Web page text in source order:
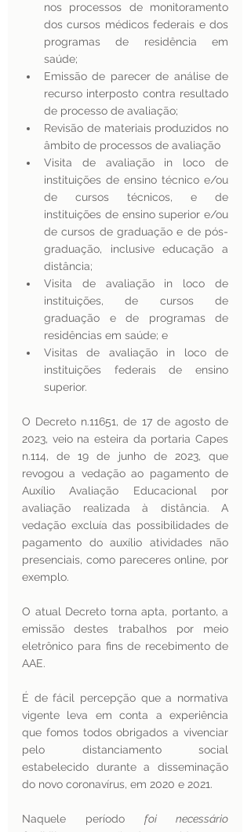
nos processos de monitoramento
dos cursos médicos federais e dos
programas de residência em
saúde;
Emissão de parecer de análise de
recurso interposto contra resultado
de processo de avaliação;
Revisão de materiais produzidos no
âmbito de processos de avaliação
Visita de avaliação in loco de
instituições de ensino técnico e/ou
de cursos técnicos, e de
instituições de ensino superior e/ou
de cursos de graduação e de pós-
graduação, inclusive educação a
distância;
Visita de avaliação in loco de
instituições, de cursos de
graduação e de programas de
residências em saúde; e
Visitas de avaliação in loco de
instituições federais de ensino
superior.
O Decreto n.11651, de 17 de agosto de
2023, veio na esteira da portaria Capes
n.114, de 19 de junho de 2023, que
revogou a vedação ao pagamento de
Auxílio Avaliação Educacional por
avaliação realizada à distância. A
vedação excluía das possibilidades de
pagamento do auxílio atividades não
presenciais, como pareceres online, por
exemplo.
O atual Decreto torna apta, portanto, a
emissão destes trabalhos por meio
eletrônico para fins de recebimento de
AAE.
É de fácil percepção que a normativa
vigente leva em conta a experiência
que fomos todos obrigados a vivenciar
pelo distanciamento social
estabelecido durante a disseminação
do novo coronavírus, em 2020 e 2021.
Naquele período foi necessário